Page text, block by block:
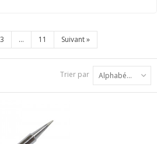
3 ... 11 Suivant»
Trier par Alphabétique : A à Z